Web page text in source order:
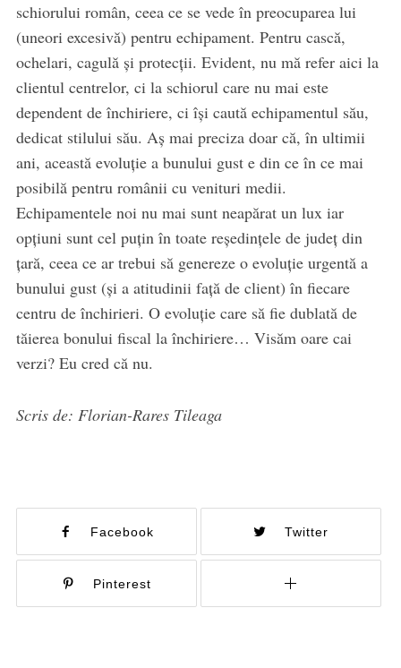
schiorului român, ceea ce se vede în preocuparea lui
(uneori excesivă) pentru echipament. Pentru cască,
ochelari, cagulă și protecții. Evident, nu mă refer aici la
clientul centrelor, ci la schiorul care nu mai este
dependent de închiriere, ci își caută echipamentul său,
dedicat stilului său. Aș mai preciza doar că, în ultimii
ani, această evoluție a bunului gust e din ce în ce mai
posibilă pentru românii cu venituri medii.
Echipamentele noi nu mai sunt neapărat un lux iar
opțiuni sunt cel puțin în toate reședințele de județ din
țară, ceea ce ar trebui să genereze o evoluție urgentă a
bunului gust (și a atitudinii față de client) în fiecare
centru de închirieri. O evoluție care să fie dublată de
tăierea bonului fiscal la închiriere… Visăm oare cai
verzi? Eu cred că nu.
Scris de: Florian-Rares Tileaga
Facebook Twitter
Pinterest